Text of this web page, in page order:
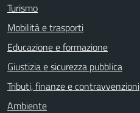
Turismo
Mobilità e trasporti
Educazione e formazione
Giustizia e sicurezza pubblica
Tributi, finanze e contravvenzioni
Ambiente